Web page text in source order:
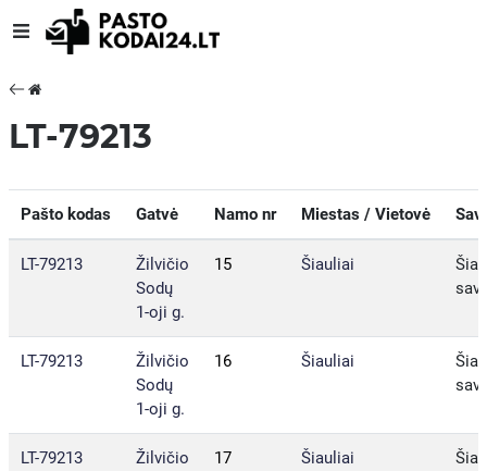
LT-79213
Pašto kodas Gatvė Namo nr Miestas / Vietovė
LT-79213
Žilvičio
Sodų
1-oji g.
15 Šiauliai
sav.
LT-79213
Žilvičio
Sodų
1-oji g.
16 Šiauliai
sav.
LT-79213
Žilvičio
17 Šiauliai